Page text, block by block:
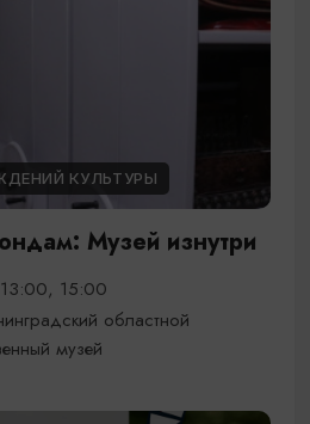
КУЛЬТУРЫ
Музей изнутри
15:00
областной
музей